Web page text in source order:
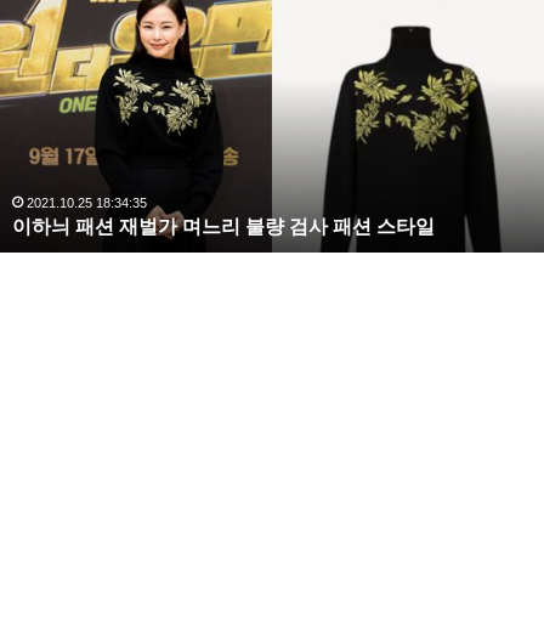
수
해
라
김
사
완
벽
한
2020.10.03 10:59:30
복수해라 김사랑, 완벽한 S라인 몸매 시선 압도